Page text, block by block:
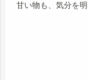
甘い物も、気分を